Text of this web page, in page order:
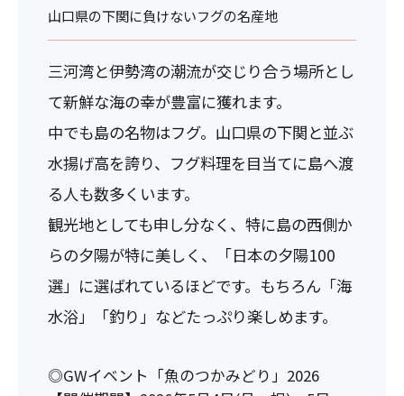
山口県の下関に負けないフグの名産地
三河湾と伊勢湾の潮流が交じり合う場所とし
て新鮮な海の幸が豊富に獲れます。
中でも島の名物はフグ。山口県の下関と並ぶ
水揚げ高を誇り、フグ料理を目当てに島へ渡
る人も数多くいます。
観光地としても申し分なく、特に島の西側か
らの夕陽が特に美しく、「日本の夕陽100
選」に選ばれているほどです。もちろん「海
水浴」「釣り」などたっぷり楽しめます。
◎GWイベント「魚のつかみどり」2026